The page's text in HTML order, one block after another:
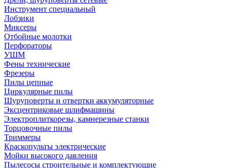
Инструмент специальный
Лобзики
Миксеры
Отбойные молотки
Перфораторы
УШМ
Фены технические
Фрезеры
Пилы цепные
Циркулярные пилы
Шуруповерты и отвертки аккумуляторные
Эксцентриковые шлифмашины
Электроплиткорезы, камнерезные станки
Торцовочные пилы
Триммеры
Краскопульты электрические
Мойки высокого давления
Пылесосы строительные и комплектующие